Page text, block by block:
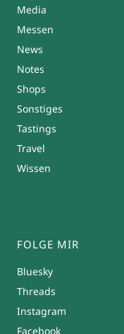
Media
Messen
News
Notes
Shops
Sonstiges
Tastings
Travel
Wissen
FOLGE MIR
Bluesky
Threads
Instagram
Facebook